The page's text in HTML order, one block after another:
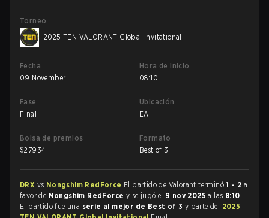
Torneo
2025 TEN VALORANT Global Invitational
Fecha
09 November
Hora de inicio
08:10
Fase
Final
Ubicación
EA
Bolsa de premios
$27934
Formato
Best of 3
DRX vs Nongshim RedForce El partido de Valorant terminó1 - 2 a
favor de Nongshim RedForce y se jugó el 9 nov 2025a las 8:10 .
El partido fue una serie al mejor de Best of 3 y parte del 2025